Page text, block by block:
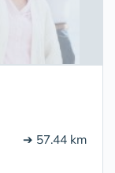
➔ 57.44 km